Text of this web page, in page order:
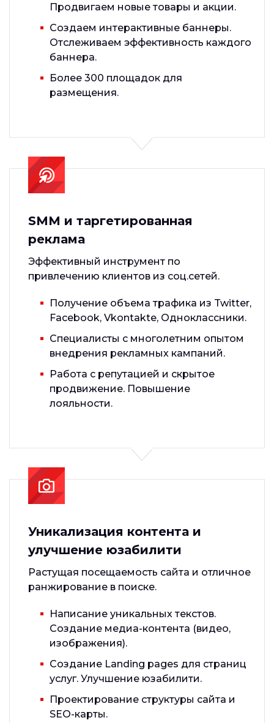
Продвигаем новые товары и акции.
Создаем интерактивные баннеры.
Отслеживаем эффективность каждого
баннера.
Более 300 площадок для
размещения.
SMM и таргетированная
реклама
Эффективный инструмент по
привлечению клиентов из соц.сетей.
Получение объема трафика из Twitter,
Facebook, Vkontakte, Одноклассники.
Специалисты с многолетним опытом
внедрения рекламных кампаний.
Работа с репутацией и скрытое
продвижение. Повышение
лояльности.
Уникализация контента и
улучшение юзабилити
Растущая посещаемость сайта и отличное
ранжирование в поиске.
Написание уникальных текстов.
Создание медиа-контента (видео,
изображения).
Создание Landing pages для страниц
услуг. Улучшение юзабилити.
Проектирование структуры сайта и
SEO-карты.